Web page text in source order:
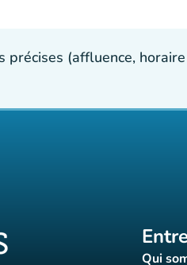
(affluence,
Qui